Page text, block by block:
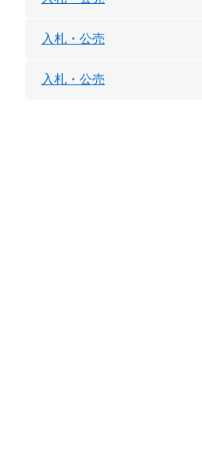
入札・公売
入札・公売